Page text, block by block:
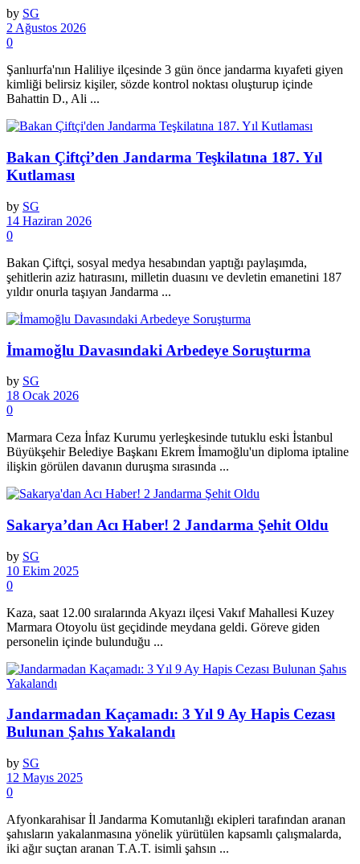
by SG
2 Ağustos 2026
0
Şanlıurfa'nın Haliliye ilçesinde 3 gün önce jandarma kıyafeti giyen
kimliği belirsiz kişiler, sözde kontrol noktası oluşturup içinde
Bahattin D., Ali ...
Bakan Çiftçi’den Jandarma Teşkilatına 187. Yıl
Kutlaması
by SG
14 Haziran 2026
0
Bakan Çiftçi, sosyal medya hesabından yaptığı paylaşımda,
şehitlerin aziz hatırasını, milletin duasını ve devletin emanetini 187
yıldır onurla taşıyan Jandarma ...
İmamoğlu Davasındaki Arbedeye Soruşturma
by SG
18 Ocak 2026
0
Marmara Ceza İnfaz Kurumu yerleşkesinde tutuklu eski İstanbul
Büyükşehir Belediye Başkanı Ekrem İmamoğlu'un diploma iptaline
ilişkin görülen davanın duruşma sırasında ...
Sakarya’dan Acı Haber! 2 Jandarma Şehit Oldu
by SG
10 Ekim 2025
0
Kaza, saat 12.00 sıralarında Akyazı ilçesi Vakıf Mahallesi Kuzey
Marmara Otoyolu üst geçidinde meydana geldi. Göreve giden
personelin içinde bulunduğu ...
Jandarmadan Kaçamadı: 3 Yıl 9 Ay Hapis Cezası
Bulunan Şahıs Yakalandı
by SG
12 Mayıs 2025
0
Afyonkarahisar İl Jandarma Komutanlığı ekipleri tarafından aranan
şahısların yakalanmasına yönelik yürütülen kapsamlı çalışmalarda,
iki ağır suçtan aranan T.A.T. isimli şahsın ...